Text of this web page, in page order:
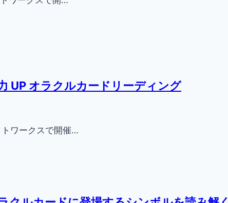
UP オラクルカードリーディング
ワークスで開催…